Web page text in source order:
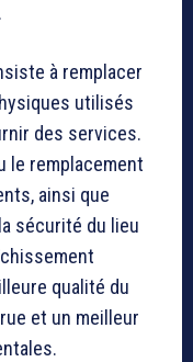
à remplacer
utilisés
des services.
le remplacement
ainsi que
sécurité du lieu
qualité du
et un meilleur